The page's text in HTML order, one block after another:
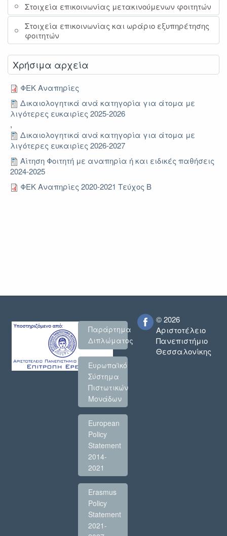
Στοιχεία επικοινωνίας μετακινούμενων φοιτητών
Στοιχεία επικοινωνίας και ωράριο εξυπηρέτησης
φοιτητών
Χρήσιμα αρχεία
ΦΕΚ Αναπηρίες
Δικαιολογητικά ανά κατηγορία για άτομα με
λιγότερες ευκαιρίες 2025-2026
,
Δικαιολογητικά ανά κατηγορία για άτομα με
λιγότερες ευκαιρίες 2026-2027
Αίτηση Φοιτητή με αναπηρία ή και ειδικές παθήσεις
2024-2025
ΦΕΚ Αναπηρίες 2020-2021 Τεύχος Β
Παράρτημα
Διπλώματος
Ευρωπαϊκό
Σύστημα
Πιστωτικών
Μονάδων
European
Policy
Statement
2014-
2021
Erasmus
Policy
Statement
2021-
© 2026
Αριστοτέλειο
Πανεπιστήμιο
Θεσσαλονίκης